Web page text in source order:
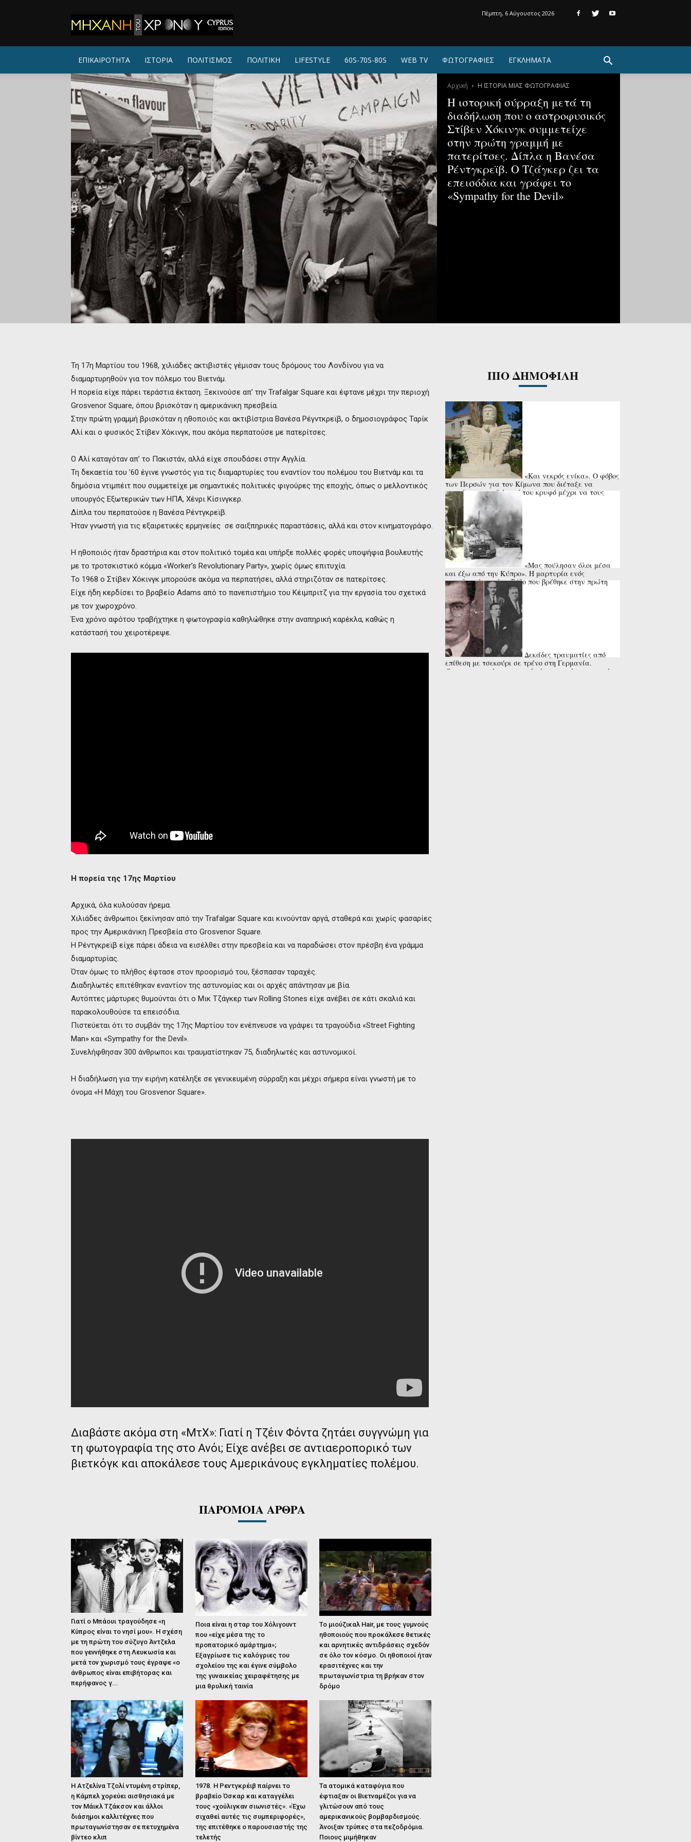
ΤΟΥ
ΧΡΟΝΟΥ
Πέμπτη, 6 Αύγουστος 2026
ΕΠΙΚΑΙΡΟΤΗΤΑ ΙΣΤΟΡΙΑ ΠΟΛΙΤΙΣΜΟΣ ΠΟΛΙΤΙΚΗ LIFESTYLE 60S-70S-80S WEB TV ΦΩΤΟΓΡΑΦΙΕΣ ΕΓΚΛΗΜΑΤΑ
Αρχική Η ΙΣΤΟΡΙΑ ΜΙΑΣ ΦΩΤΟΓΡΑΦΙΑΣ
Η ιστορική σύρραξη μετά τη
διαδήλωση που ο αστροφυσικός
Στίβεν Χόκινγκ συμμετείχε
στην πρώτη γραμμή με
πατερίτσες. Δίπλα η Βανέσα
Ρέντγκρεϊβ. Ο Τζάγκερ ζει τα
επεισόδια και γράφει το
«Sympathy for the Devil»
Τη 17η Μαρτίου του 1968, χιλιάδες ακτιβιστές γέμισαν τους δρόμους του Λονδίνου για να
διαμαρτυρηθούν για τον πόλεμο του Βιετνάμ.
Η πορεία είχε πάρει τεράστια έκταση. Ξεκινούσε απ’ την Trafalgar Square και έφτανε μέχρι την περιοχή
Grosvenor Square, όπου βρισκόταν η αμερικάνικη πρεσβεία.
Στην πρώτη γραμμή βρισκόταν η ηθοποιός και ακτιβίστρια Βανέσα Ρέγντκρεϊβ, ο δημοσιογράφος Ταρίκ
Αλί και ο φυσικός Στίβεν Χόκινγκ, που ακόμα περπατούσε με πατερίτσες.
Ο Αλί καταγόταν απ’ το Πακιστάν, αλλά είχε σπουδάσει στην Αγγλία.
Τη δεκαετία του ’60 έγινε γνωστός για τις διαμαρτυρίες του εναντίον του πολέμου του Βιετνάμ και τα
δημόσια ντιμπέιτ που συμμετείχε με σημαντικές πολιτικές φιγούρες της εποχής, όπως ο μελλοντικός
υπουργός Εξωτερικών των ΗΠΑ, Χένρι Κίσινγκερ.
Δίπλα του περπατούσε η Βανέσα Ρέντγκρεϊβ.
Ήταν γνωστή για τις εξαιρετικές ερμηνείες σε σαιξπηρικές παραστάσεις, αλλά και στον κινηματογράφο.
Η ηθοποιός ήταν δραστήρια και στον πολιτικό τομέα και υπήρξε πολλές φορές υποψήφια βουλευτής
με το τροτσκιστικό κόμμα «Worker’s Revolutionary Party», χωρίς όμως επιτυχία.
Το 1968 ο Στίβεν Χόκινγκ μπορούσε ακόμα να περπατήσει, αλλά στηριζόταν σε πατερίτσες.
Είχε ήδη κερδίσει το βραβείο Adams από το πανεπιστήμιο του Κέιμπριτζ για την εργασία του σχετικά
με τον χωροχρόνο.
Ένα χρόνο αφότου τραβήχτηκε η φωτογραφία καθηλώθηκε στην αναπηρική καρέκλα, καθώς η
κατάστασή του χειροτέρεψε.
Η πορεία της 17ης Μαρτίου
Αρχικά, όλα κυλούσαν ήρεμα.
Χιλιάδες άνθρωποι ξεκίνησαν από την Trafalgar Square και κινούνταν αργά, σταθερά και χωρίς φασαρίες
προς την Αμερικάνικη Πρεσβεία στο Grosvenor Square.
Η Ρέντγκρεϊβ είχε πάρει άδεια να εισέλθει στην πρεσβεία και να παραδώσει στον πρέσβη ένα γράμμα
διαμαρτυρίας.
Όταν όμως το πλήθος έφτασε στον προορισμό του, ξέσπασαν ταραχές.
Διαδηλωτές επιτέθηκαν εναντίον της αστυνομίας και οι αρχές απάντησαν με βία.
Αυτόπτες μάρτυρες θυμούνται ότι ο Μικ Τζάγκερ των Rolling Stones είχε ανέβει σε κάτι σκαλιά και
παρακολουθούσε τα επεισόδια.
Πιστεύεται ότι το συμβάν της 17ης Μαρτίου τον ενέπνευσε να γράψει τα τραγούδια «Street Fighting
Man» και «Sympathy for the Devil».
Συνελήφθησαν 300 άνθρωποι και τραυματίστηκαν 75, διαδηλωτές και αστυνομικοί.
Η διαδήλωση για την ειρήνη κατέληξε σε γενικευμένη σύρραξη και μέχρι σήμερα είναι γνωστή με το
όνομα «H Μάχη του Grosvenor Square».
Διαβάστε ακόμα στη «ΜτΧ»: Γιατί η Τζέιν Φόντα ζητάει συγγνώμη για
τη φωτογραφία της στο Ανόι; Είχε ανέβει σε αντιαεροπορικό των
βιετκόγκ και αποκάλεσε τους Αμερικάνους εγκληματίες πολέμου.
ΠΑΡΟΜΟΙΑ ΑΡΘΡΑ
Γιατί ο Μπάουι τραγούδησε «η
Κύπρος είναι το νησί μου». Η σχέση
με τη πρώτη του σύζυγο Άντζελα
που γεννήθηκε στη Λευκωσία και
μετά τον χωρισμό τους έγραψε «ο
άνθρωπος είναι επιβήτορας και
περήφανος γ...
Ποια είναι η σταρ του Χόλιγουντ
που «είχε μέσα της το
προπατορικό αμάρτημα»;
Εξαγρίωσε τις καλόγριες του
σχολείου της και έγινε σύμβολο
της γυναικείας χειραφέτησης με
μια θρυλική ταινία
Το μιούζικαλ Hair, με τους γυμνούς
ηθοποιούς που προκάλεσε θετικές
και αρνητικές αντιδράσεις σχεδόν
σε όλο τον κόσμο. Οι ηθοποιοί ήταν
ερασιτέχνες και την
πρωταγωνίστρια τη βρήκαν στον
δρόμο
Η Ατζελίνα Τζολί ντυμένη στρίπερ,
η Κάμπελ χορεύει αισθησιακά με
τον Μάικλ Τζάκσον και άλλοι
διάσημοι καλλιτέχνες που
πρωταγωνίστησαν σε πετυχημένα
βίντεο κλιπ
1978. Η Ρεντγκρέιβ παίρνει το
βραβείο Όσκαρ και καταγγέλει
τους «χούλιγκαν σιωνιστές». «Έχω
σιχαθεί αυτές τις συμπεριφορές»,
της επιτέθηκε ο παρουσιαστής της
τελετής
Τα ατομικά καταφύγια που
έφτιαξαν οι Βιετναμέζοι για να
γλιτώσουν από τους
αμερικανικούς βομβαρδισμούς.
Άνοιξαν τρύπες στα πεζοδρόμια.
Ποιους μιμήθηκαν
ΠΙΟ ΔΗΜΟΦΙΛΗ
«Και νεκρός ενίκα». Ο φόβος
των Περσών για τον Κίμωνα που διέταξε να
κρατήσουν τον θάνατό του κρυφό μέχρι να τους
νικήσουν στην Κύπρο
«Μας πούλησαν όλοι μέσα
και έξω από την Κύπρο». Η μαρτυρία ενός
καταδρομέα από τη Ρόδο που βρέθηκε στην πρώτη
γραμμή το 1974
Δεκάδες τραυματίες από
επίθεση με τσεκούρι σε τρένο στη Γερμανία.
Άγνωστα τα κίνητρα του δράστη που έπεσε νεκρός